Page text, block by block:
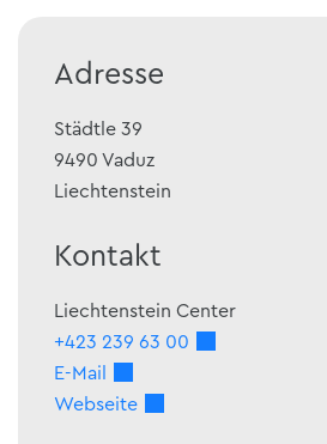
Adresse
Städtle 39
9490 Vaduz
Liechtenstein
Kontakt
Liechtenstein Center
+423 239 63 00
E-Mail
Webseite